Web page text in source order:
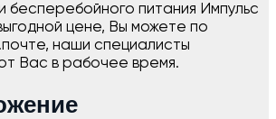
бесперебойного питания Импульс
цене, Вы можете по
наши специалисты
Вас в рабочее время.